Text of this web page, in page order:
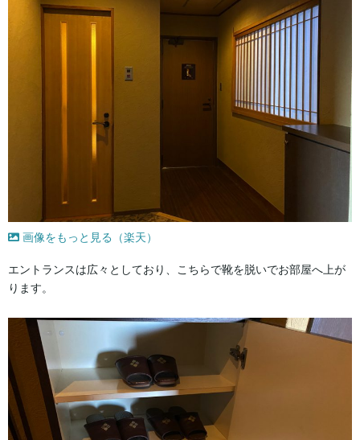
画像をもっと見る（楽天）
エントランスは広々としており、こちらで靴を脱いでお部屋へ上が
ります。